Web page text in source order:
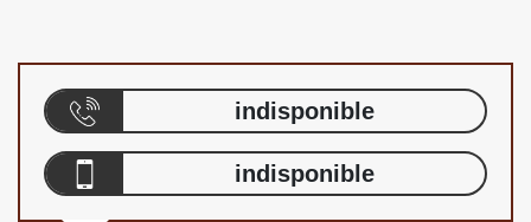
indisponible
indisponible